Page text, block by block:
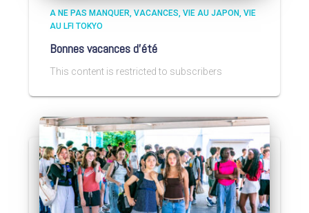
A NE PAS MANQUER VACANCES VIE AU JAPON VIE
AU LFI TOKYO
Bonnes vacances d’été
This content is restricted to subscribers